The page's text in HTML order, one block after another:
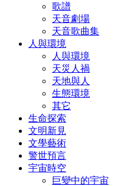
歌譜
天音劇場
天音歌曲集
人與環境
人與環境
天災人禍
天地與人
生態環境
其它
生命探索
文明新見
文學藝術
警世預言
宇宙時空
巨變中的宇宙